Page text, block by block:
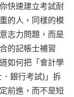
快速建立考試耐
的人，同樣的模
志力問題，而是
的記帳士補習
如何把「會計學
銀行考試)」拆
前進，而不是短